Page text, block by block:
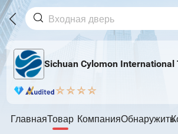
Sichuan Cylomon International
ГлавнаяТовар КомпанияОбнаружить